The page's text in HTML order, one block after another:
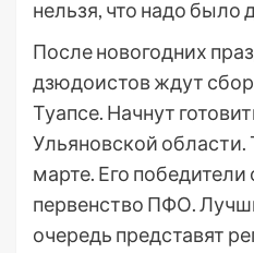
нельзя, что надо было
После новогодних
дзюдоистов ждут
Туапсе. Начнут
Ульяновской области.
марте. Его победители
первенство ПФО.
очередь представят